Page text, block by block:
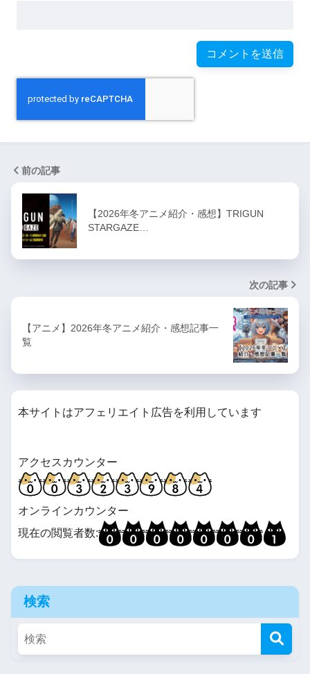
前の記事
【2026年冬アニメ紹介・感想】TRIGUN
STARGAZE…
次の記事
【アニメ】2026年冬アニメ紹介・感想記事一
覧
本サイトはアフェリエイト広告を利用しています
アクセスカウンター
オンラインカウンター
現在の閲覧者数:
検索